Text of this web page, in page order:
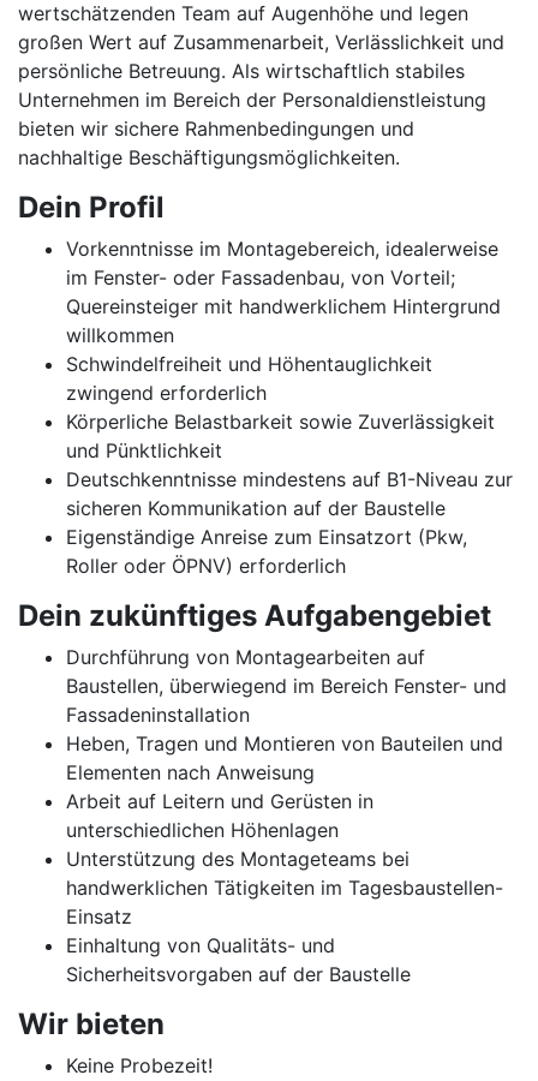
wertschätzenden Team auf Augenhöhe und legen
großen Wert auf Zusammenarbeit, Verlässlichkeit und
persönliche Betreuung. Als wirtschaftlich stabiles
Unternehmen im Bereich der Personaldienstleistung
bieten wir sichere Rahmenbedingungen und
nachhaltige Beschäftigungsmöglichkeiten.
Dein Profil
Vorkenntnisse im Montagebereich, idealerweise
im Fenster- oder Fassadenbau, von Vorteil;
Quereinsteiger mit handwerklichem Hintergrund
willkommen
Schwindelfreiheit und Höhentauglichkeit
zwingend erforderlich
Körperliche Belastbarkeit sowie Zuverlässigkeit
und Pünktlichkeit
Deutschkenntnisse mindestens auf B1-Niveau zur
sicheren Kommunikation auf der Baustelle
Eigenständige Anreise zum Einsatzort (Pkw,
Roller oder ÖPNV) erforderlich
Dein zukünftiges Aufgabengebiet
Durchführung von Montagearbeiten auf
Baustellen, überwiegend im Bereich Fenster- und
Fassadeninstallation
Heben, Tragen und Montieren von Bauteilen und
Elementen nach Anweisung
Arbeit auf Leitern und Gerüsten in
unterschiedlichen Höhenlagen
Unterstützung des Montageteams bei
handwerklichen Tätigkeiten im Tagesbaustellen-
Einsatz
Einhaltung von Qualitäts- und
Sicherheitsvorgaben auf der Baustelle
Wir bieten
Keine Probezeit!